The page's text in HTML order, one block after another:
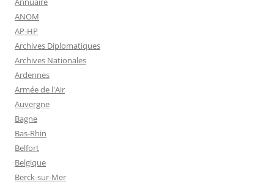
ANOM
AP-HP
Archives Diplomatiques
Archives Nationales
Ardennes
Armée de l'Air
Auvergne
Bagne
Bas-Rhin
Belfort
Belgique
Berck-sur-Mer